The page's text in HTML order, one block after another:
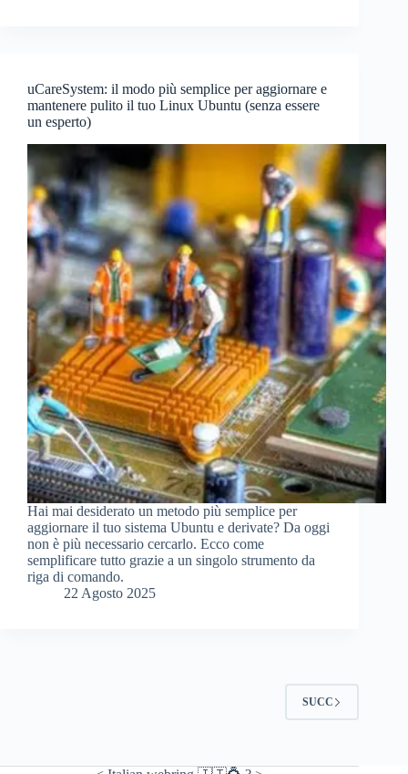
uCareSystem: il modo più semplice per aggiornare e
mantenere pulito il tuo Linux Ubuntu (senza essere
un esperto)
Hai mai desiderato un metodo più semplice per
aggiornare il tuo sistema Ubuntu e derivate? Da oggi
non è più necessario cercarlo. Ecco come
semplificare tutto grazie a un singolo strumento da
riga di comando.
22 Agosto 2025
SUCC